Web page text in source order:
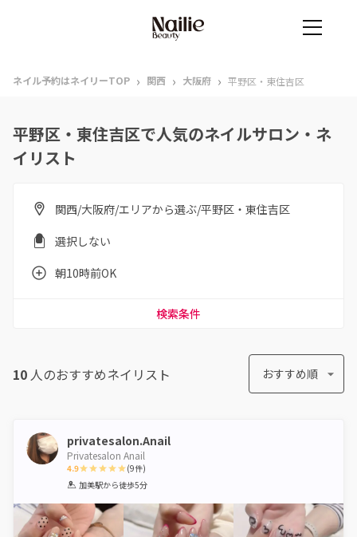
ネイル予約はネイリーTOP › 関西 › 大阪府 › 平野区・東住吉区
平野区・東住吉区で人気のネイルサロン・ネ
イリスト
関西/大阪府/エリアから選ぶ/平野区・東住吉区
選択しない
朝10時前OK
検索条件
10 人のおすすめネイリスト おすすめ順
privatesalon.Anail
Privatesalon Anail
4.9
1 2 3 4 5
(9件)
加美駅から徒歩5分